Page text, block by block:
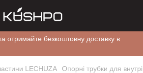
отримайте безкоштовну доставку в
LECHUZA Опорні трубки для